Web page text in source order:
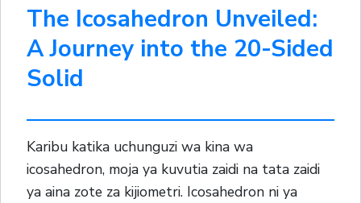
The Icosahedron Unveiled:
A Journey into the 20-Sided
Solid
Karibu katika uchunguzi wa kina wa
icosahedron, moja ya kuvutia zaidi na tata zaidi
ya aina zote za kijiometri. Icosahedron ni ya